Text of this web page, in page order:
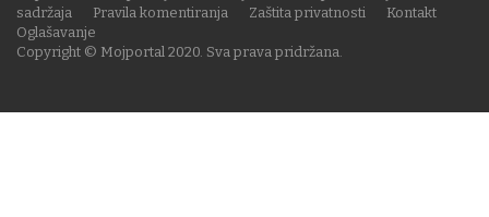
Copyright © Mojportal 2020. Sva prava pridržana.
sadržaja
Pravila komentiranja Zaštita privatnosti
Kontakt
Oglašavanje